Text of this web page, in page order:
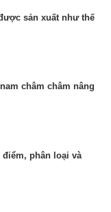
sản xuất như thế
châm châm nâng
điểm, phân loại và